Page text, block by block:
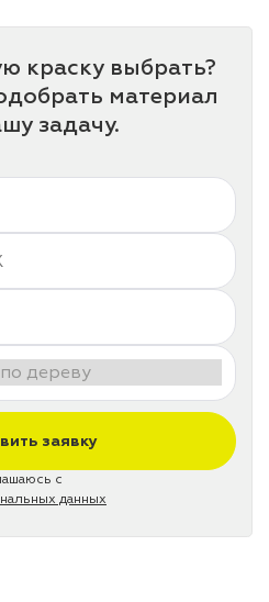
краску выбрать?
материал
задачу.
заявку
с
данных